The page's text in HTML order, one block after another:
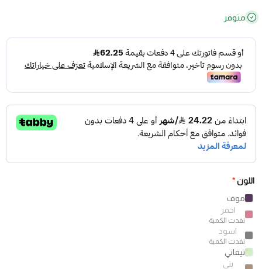
متوفر
اللون*
موف
احمر
نفدت الكمية
اسود
نفدت الكمية
تيفاني
بني